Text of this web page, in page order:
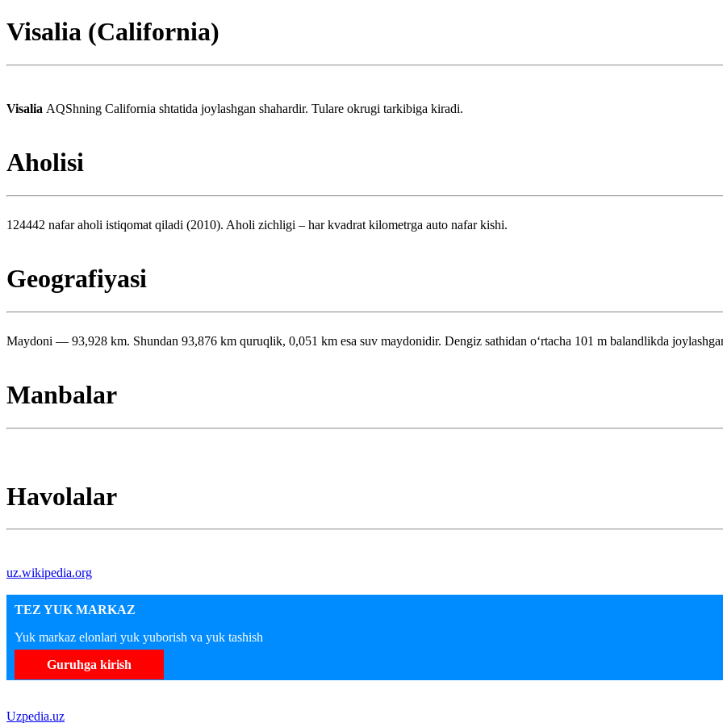
Visalia (California)
Visalia AQShning California shtatida joylashgan shahardir. Tulare okrugi tarkibiga kiradi.
Aholisi
124442 nafar aholi istiqomat qiladi (2010). Aholi zichligi – har kvadrat kilometrga auto nafar kishi.
Geografiyasi
Maydoni — 93,928 km. Shundan 93,876 km quruqlik, 0,051 km esa suv maydonidir. Dengiz sathidan oʻrtacha 101 m balandlikda
Manbalar
Havolalar
uz.wikipedia.org
TEZ YUK MARKAZ
Yuk markaz elonlari yuk yuborish va yuk tashish
Guruhga kirish
Uzpedia.uz